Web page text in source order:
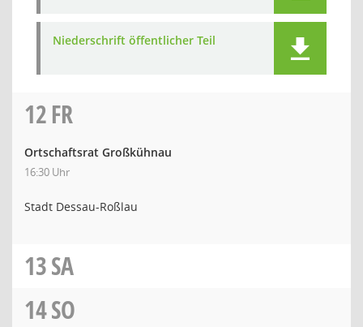
Niederschrift öffentlicher Teil
12FR
Ortschaftsrat Großkühnau
16:30 Uhr
Stadt Dessau-Roßlau
13SA
14SO